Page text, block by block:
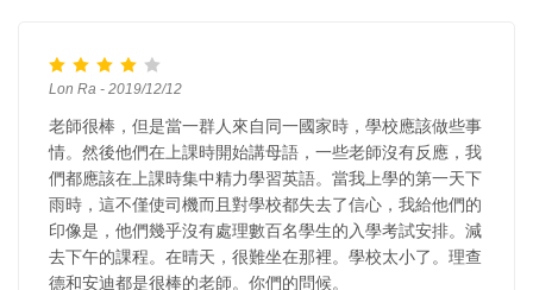
Lon Ra - 2019/12/12
老師很棒，但是當一群人來自同一國家時，學校應該做些事
情。然後他們在上課時開始講母語，一些老師沒有反應，我
們都應該在上課時集中精力學習英語。當我上學的第一天下
雨時，這不僅使司機而且對學校都失去了信心，我給他們的
印像是，他們幾乎沒有處理數百名學生的入學考試安排。減
去下午的課程。在晴天，很難坐在那裡。學校太小了。理查
德和安迪都是很棒的老師。你們的問候。